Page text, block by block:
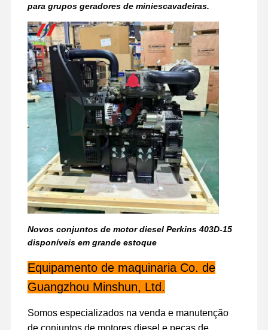
Motor Cummins
motor a diesel
Motor de MITSUBISHI
Motor de escavadeira
jogo da reconstrução do motor
Bomba de injecção
Conjunto do turbocompressor
Outras Peças do Motor
Sistema de controlo eletrônico
componentes elétricos do motor
Sistema de combustível do motor
Peças Hidráulicas de Escavadeira
para grupos geradores de miniescavadeiras.
Novos conjuntos de motor diesel Perkins 403D-15
disponíveis em grande estoque
Equipamento de maquinaria Co. de
Guangzhou Minshun, Ltd.
Somos especializados na venda e manutenção
de conjuntos de motores diesel e peças de